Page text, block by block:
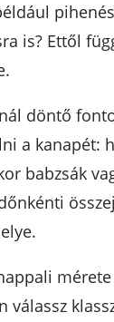
is? Ettől
döntő
a kanapét:
babzsák
válassz